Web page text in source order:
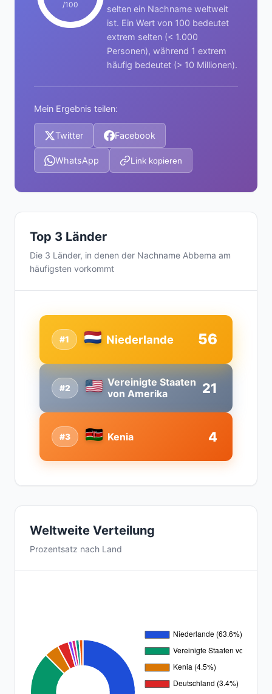
/100
selten ein Nachname weltweit
ist. Ein Wert von 100 bedeutet
extrem selten (< 1.000
Personen), während 1 extrem
häufig bedeutet (> 10 Millionen).
Mein Ergebnis teilen:
Twitter Facebook
WhatsApp Link kopieren
Top 3 Länder
Die 3 Länder, in denen der Nachname Abbema am
häufigsten vorkommt
#2
Vereinigte Staaten
von Amerika
21
#1 Niederlande 56
#3 Kenia 4
Weltweite Verteilung
Prozentsatz nach Land